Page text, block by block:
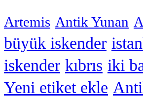
Artemis Antik Yunan
büyük iskender
iskender kıbrıs iki
Yeni etiket ekle